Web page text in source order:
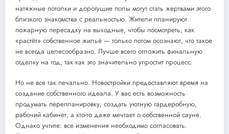
натяжные потолки и дорогущие полы могут стать жертвами этого
близкого знакомства с реальностью. Жители планируют
пожарную пересадку на выходные, чтобы посмотреть, как
«растёт» собственное жильё — только потом осознают, что такое
не всегда целесообразно. Лучше всего отложить финальную
отделку на год, так как это значительно упростит процесс.
Но не все так печально. Новостройки предоставляют время на
создание собственного идеала. У вас есть возможность
продумать перепланировку, создать уютную гардеробную,
рабочий кабинет, а кто-то даже мечтает о собственной сауне.
Однако учтите: все изменения необходимо согласовать.